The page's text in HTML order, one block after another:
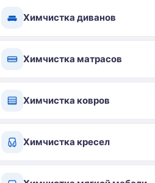
Химчистка диванов
Химчистка матрасов
Химчистка ковров
Химчистка кресел
день.
96